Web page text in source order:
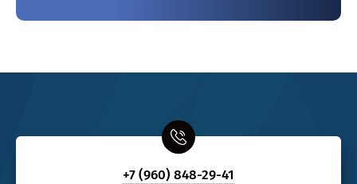
+7 (960) 848-29-41